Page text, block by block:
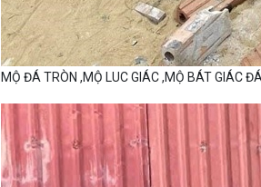
MỘ ĐÁ TRÒN ,MỘ LUC GIÁC ,MỘ BÁT GIÁC